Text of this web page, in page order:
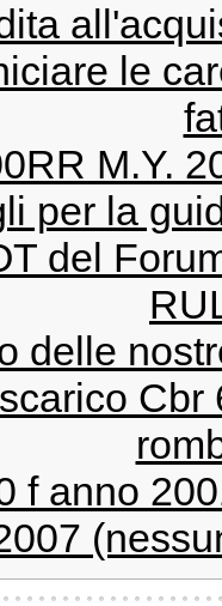
le
M.Y.
per la
del
delle
Cbr
f anno